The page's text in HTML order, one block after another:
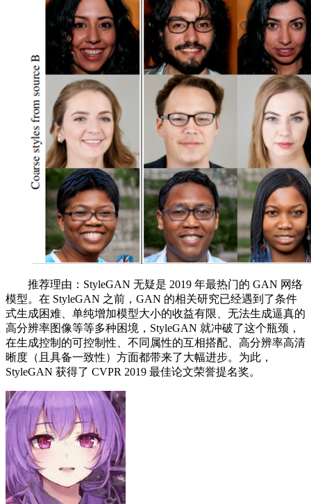
推荐理由：StyleGAN 无疑是 2019 年最热门的 GAN 网络
模型。在 StyleGAN 之前，GAN 的相关研究已经遇到了条件
式生成困难、单纯增加模型大小的收益有限、无法生成逼真的
高分辨率图像等等多种困境，StyleGAN 就冲破了这个瓶颈，
在生成控制的可控制性、不同属性的互相搭配、高分辨率高清
晰度（且具备一致性）方面都带来了大幅进步。为此，
StyleGAN 获得了 CVPR 2019 最佳论文荣誉提名奖。